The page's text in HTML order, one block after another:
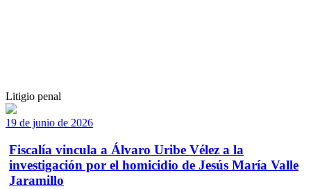
Litigio penal
19 de junio de 2026
Fiscalía vincula a Álvaro Uribe Vélez a la
investigación por el homicidio de Jesús María Valle
Jaramillo